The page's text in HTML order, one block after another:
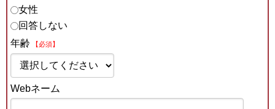
女性
回答しない
年齢
【必須】
Webネーム